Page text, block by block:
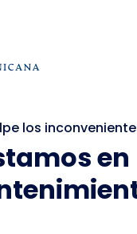
los
en